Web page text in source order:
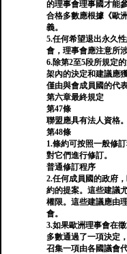
的理事會理事國才能參
合格多數應根據《歐
義。
5.任何希望退出永久
會，理事會應注意所
6.除第2至5段所規定
架內的決定和建議應
僅由與會成員國的代
第六章最終規定
第47條
聯盟應具有法人資格。
第48條
1.條約可按照一般修
對它們進行修訂。
普通修訂程序
2.任何成員國的政府
約的提案。這些建議
權限。這些建議應由
會。
3.如果歐洲理事會在
多數通過了一項決定
召集一項由各國議會